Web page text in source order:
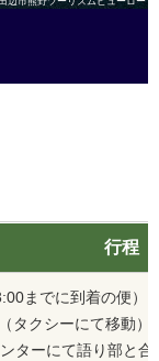
行程
までに到着の便）
タクシーにて移動
ターにて語り部と